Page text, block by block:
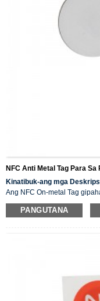
NFC Anti Metal Tag Para
Kinatibuk-ang mga
Ang NFC On-metal Tag
ang papel, PVC, epoxy nga
asset, ang NFC tag
PANGUTANA